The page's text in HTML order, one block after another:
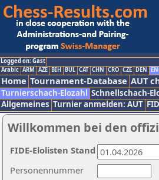
Logged on: Gast
Arabic ARM AZE BIH BUL CAT CHN CRO CZE DEN
Home Tournament-Database AUT
Turnierschach-Elozahl Schnellschach-
Allgemeines Turnier anmelden: AUT
Willkommen bei den
Personennummer
FIDE-Elolisten Stand